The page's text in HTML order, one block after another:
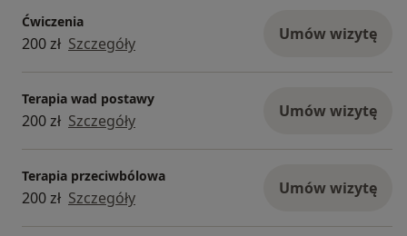
Ćwiczenia
200 zł Szczegóły Umów wizytę
Terapia wad postawy
200 zł Szczegóły Umów wizytę
Terapia przeciwbólowa
200 zł Szczegóły Umów wizytę